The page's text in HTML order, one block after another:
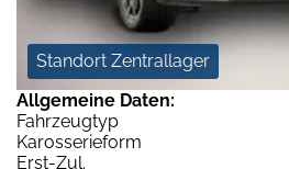
Standort Zentrallager
Allgemeine Daten:
Fahrzeugtyp
Karosserieform
Erst-Zul.